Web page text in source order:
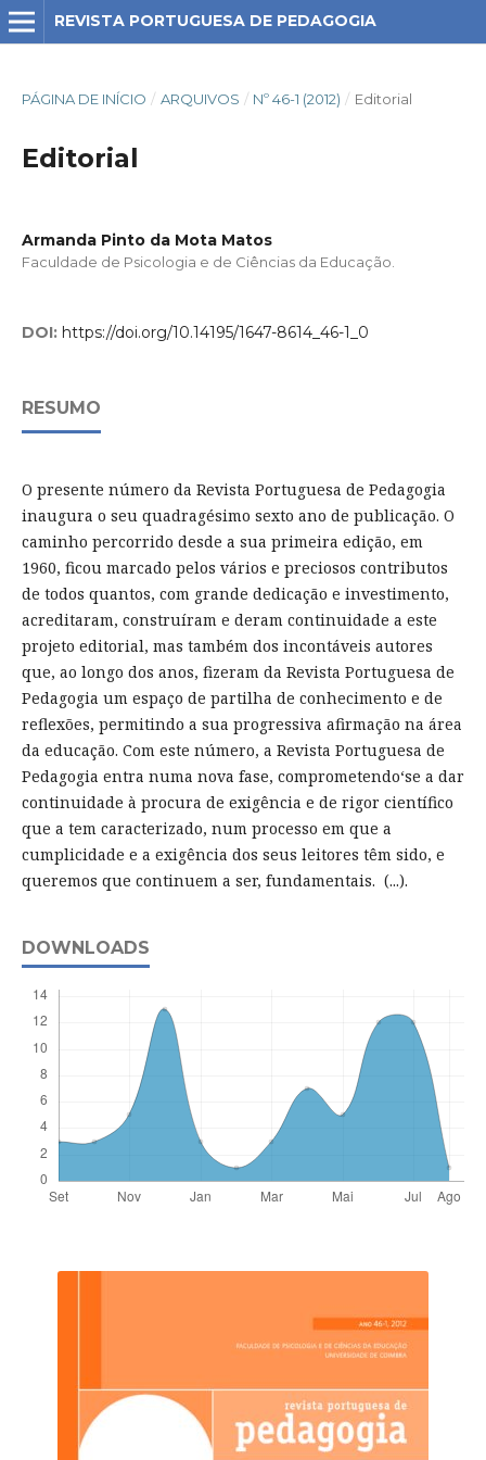
REVISTA PORTUGUESA DE PEDAGOGIA
PÁGINA DE INÍCIO / ARQUIVOS / Nº 46-1 (2012) / Editorial
Editorial
Armanda Pinto da Mota Matos
Faculdade de Psicologia e de Ciências da Educação.
DOI: https://doi.org/10.14195/1647-8614_46-1_0
RESUMO
O presente número da Revista Portuguesa de Pedagogia
inaugura o seu quadragésimo sexto ano de publicação. O
caminho percorrido desde a sua primeira edição, em
1960, ficou marcado pelos vários e preciosos contributos
de todos quantos, com grande dedicação e investimento,
acreditaram, construíram e deram continuidade a este
projeto editorial, mas também dos incontáveis autores
que, ao longo dos anos, fizeram da Revista Portuguesa de
Pedagogia um espaço de partilha de conhecimento e de
reflexões, permitindo a sua progressiva afirmação na área
da educação. Com este número, a Revista Portuguesa de
Pedagogia entra numa nova fase, comprometendo‘se a dar
continuidade à procura de exigência e de rigor científico
que a tem caracterizado, num processo em que a
cumplicidade e a exigência dos seus leitores têm sido, e
queremos que continuem a ser, fundamentais. (...).
DOWNLOADS